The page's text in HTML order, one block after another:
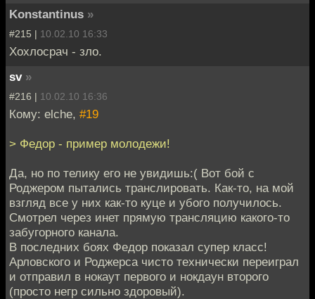
Konstantinus »
#215 | 10.02.10 16:33
Хохлосрач - зло.
sv »
#216 | 10.02.10 16:36
Кому: elche, #19
> Федор - пример молодежи!
Да, но по телику его не увидишь:( Вот бой с
Роджером пытались транслировать. Как-то, на мой
взгляд все у них как-то куце и убого получилось.
Смотрел через инет прямую трансляцию какого-то
забугорного канала.
В последних боях Федор показал супер класс!
Арловского и Роджерса чисто технически переиграл
и отправил в нокаут первого и нокдаун второго
(просто негр сильно здоровый).